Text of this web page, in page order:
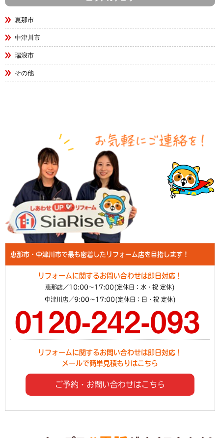
恵那市
中津川市
瑞浪市
その他
恵那市・中津川市で最も密着したリフォーム店を目指します！
リフォームに関するお問い合わせは即日対応！
恵那店／10:00～17:00(定休日：水・祝 定休)
中津川店／9:00～17:00(定休日：日・祝 定休)
リフォームに関するお問い合わせは即日対応！
メールで簡単見積もりはこちら
ご予約・お問い合わせはこちら